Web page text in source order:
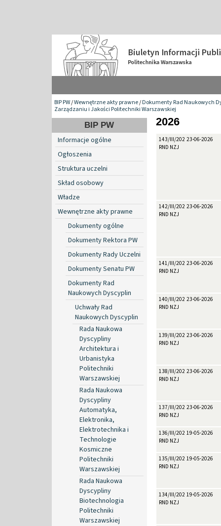
BIP PW/Wewnętrzne akty prawne/Dokumenty Rad Naukowych
Zarządzaniu i Jakości Politechniki Warszawskiej
BIP PW
Informacje ogólne
Ogłoszenia
Struktura uczelni
Skład osobowy
Władze
Wewnętrzne akty prawne
Dokumenty ogólne
Dokumenty Rektora PW
Dokumenty Rady Uczelni
Dokumenty Senatu PW
Dokumenty Rad
Naukowych Dyscyplin
Uchwały Rad
Naukowych Dyscyplin
Rada Naukowa
Dyscypliny
Architektura i
Urbanistyka
Politechniki
Warszawskiej
Rada Naukowa
Dyscypliny
Automatyka,
Elektronika,
Elektrotechnika i
Technologie
Kosmiczne
Politechniki
Warszawskiej
Rada Naukowa
Dyscypliny
Biotechnologia
Politechniki
Warszawskiej
2026
143/III/2026
RND NZJ
23-06-2026
142/III/2026
RND NZJ
23-06-2026
141/III/2026
RND NZJ
23-06-2026
140/III/2026
RND NZJ
23-06-2026
139/III/2026
RND NZJ
23-06-2026
138/III/2026
RND NZJ
23-06-2026
137/III/2026
RND NZJ
23-06-2026
136/III/2026
RND NZJ
19-05-2026
135/III/2026
RND NZJ
19-05-2026
134/III/2026
RND NZJ
19-05-2026